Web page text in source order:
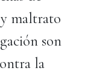
maltrato
son
la